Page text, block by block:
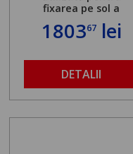
fixarea pe sol a
găurit în locul
maximă admisă de 500
kg și înălțime reglabilă
de la 1,8 la 2,9 m
180367lei
DETALII